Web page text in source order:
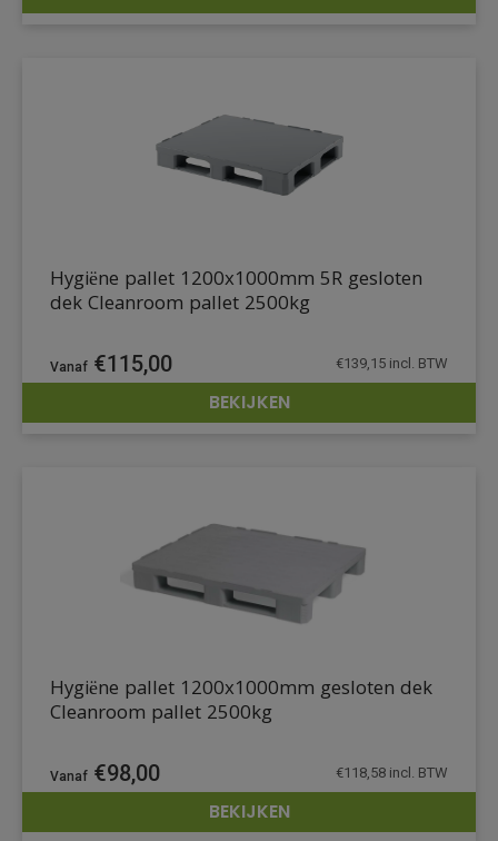
DETAILS
DETAILS
Hygiëne pallet 1200x1000mm 5R gesloten
dek Cleanroom pallet 2500kg
€115,00 €139,15 incl. BTW
BEKIJKEN
DETAILS
Hygiëne pallet 1200x1000mm gesloten dek
Cleanroom pallet 2500kg
€98,00 €118,58 incl. BTW
BEKIJKEN